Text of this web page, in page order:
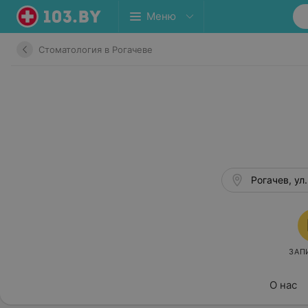
Меню
Стоматология в Рогачеве
О нас
Рогачев,